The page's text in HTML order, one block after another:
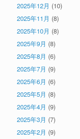
2025年12月 (10)
2025年11月 (8)
2025年10月 (8)
2025年9月 (8)
2025年8月 (6)
2025年7月 (9)
2025年6月 (6)
2025年5月 (8)
2025年4月 (9)
2025年3月 (7)
2025年2月 (9)